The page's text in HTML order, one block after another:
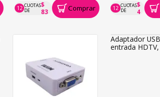
12 CUOTAS
DE
$
83
P.T.F. $ 993 Comprar 12 CUOTAS
DE
$
4
P.T.F. $ 52